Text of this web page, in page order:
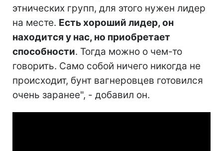
этнических групп, для этого нужен лидер
на месте. Есть хороший лидер, он
находится у нас, но приобретает
способности. Тогда можно о чем-то
говорить. Само собой ничего никогда не
происходит, бунт вагнеровцев готовился
очень заранее", - добавил он.